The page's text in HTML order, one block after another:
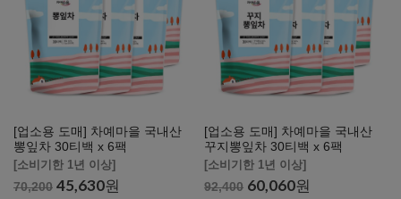
[업소용 도매] 차예마을 국내산
뽕잎차 30티백 x 6팩
[소비기한 1년 이상]
70,200 45,630원
[업소용 도매] 차예마을 국내산
꾸지뽕잎차 30티백 x 6팩
[소비기한 1년 이상]
92,400 60,060원